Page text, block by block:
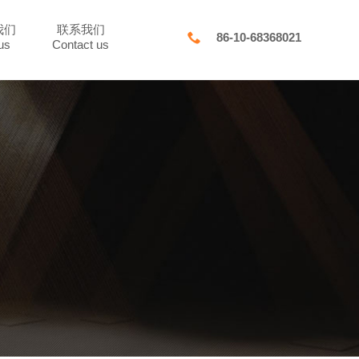
 86-10-68368021
们
联系我们
Contact us